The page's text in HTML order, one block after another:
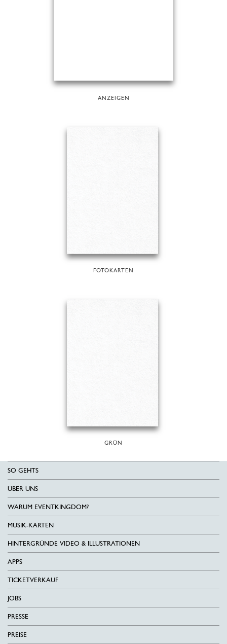
ANZEIGEN
FOTOKARTEN
GRÜN
SO GEHTS
ÜBER UNS
WARUM EVENTKINGDOM?
MUSIK-KARTEN
HINTERGRÜNDE VIDEO & ILLUSTRATIONEN
APPS
TICKETVERKAUF
JOBS
PRESSE
PREISE